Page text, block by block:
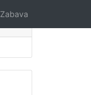
Zabava